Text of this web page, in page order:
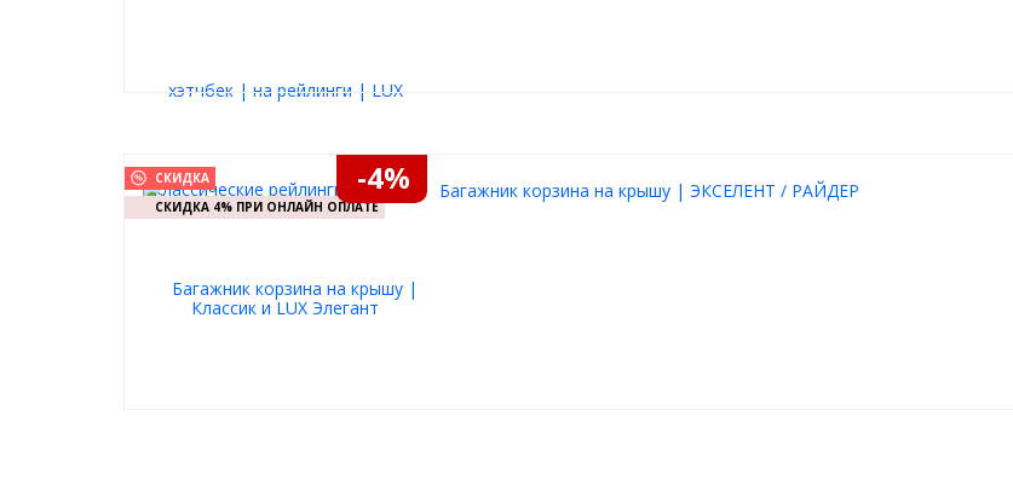
СКИДКА
СКИДКА 4% ПРИ ОНЛАЙН ОПЛАТЕ
-4% Багажник корзина на крышу | ЭКСЕЛЕНТ / РАЙДЕР